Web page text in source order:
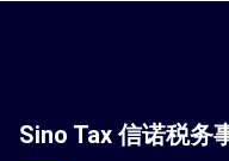
Sino Tax 信诺税务